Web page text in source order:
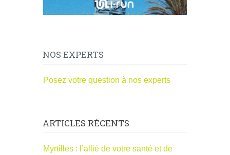
NOS EXPERTS
Posez votre question à nos experts
ARTICLES RÉCENTS
Myrtilles : l’allié de votre santé et de